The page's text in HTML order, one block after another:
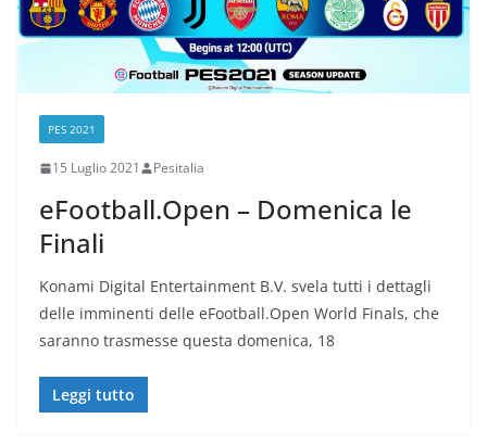
PES 2021
15 Luglio 2021 Pesitalia
eFootball.Open – Domenica le
Finali
Konami Digital Entertainment B.V. svela tutti i dettagli
delle imminenti delle eFootball.Open World Finals, che
saranno trasmesse questa domenica, 18
Leggi tutto